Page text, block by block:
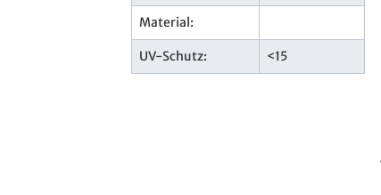
Material:
UV-Schutz: <15